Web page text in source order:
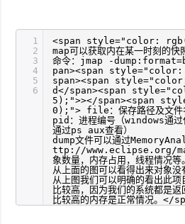
1
2
3
4
5
6
<span style="color:
map可以获取内在某一时刻的快
命令：jmap -
pan><span
span><span
d</span><span
5);">></span><span
0);"> file：保存路径及文件
pid：进程编号（windows通
通过ps aux查看）
dump文件可以通过
ttp://www.eclipse.org/mat/
象数量，内存占用，线程情况等。
从上面的图可以看得出来对象没
从上图我们可以明确的看出此
比较高，因为我们的系统都是返
比较高的内存是正常情况。</